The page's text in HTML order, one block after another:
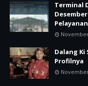
Terminal
Dalang
Profilnya